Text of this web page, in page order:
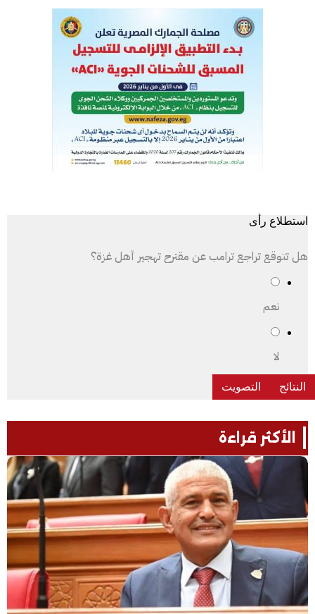
استطلاع رأى
هل تتوقع تراجع ترامب عن مقترح تهجير أهل غزة؟
نعم
لا
الأكثر قراءة